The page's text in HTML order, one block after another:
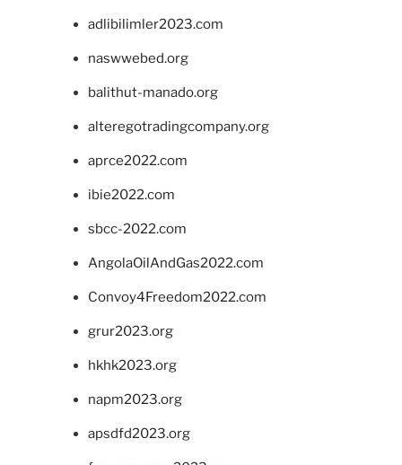
adlibilimler2023.com
naswwebed.org
balithut-manado.org
alteregotradingcompany.org
aprce2022.com
ibie2022.com
sbcc-2022.com
AngolaOilAndGas2022.com
Convoy4Freedom2022.com
grur2023.org
hkhk2023.org
napm2023.org
apsdfd2023.org